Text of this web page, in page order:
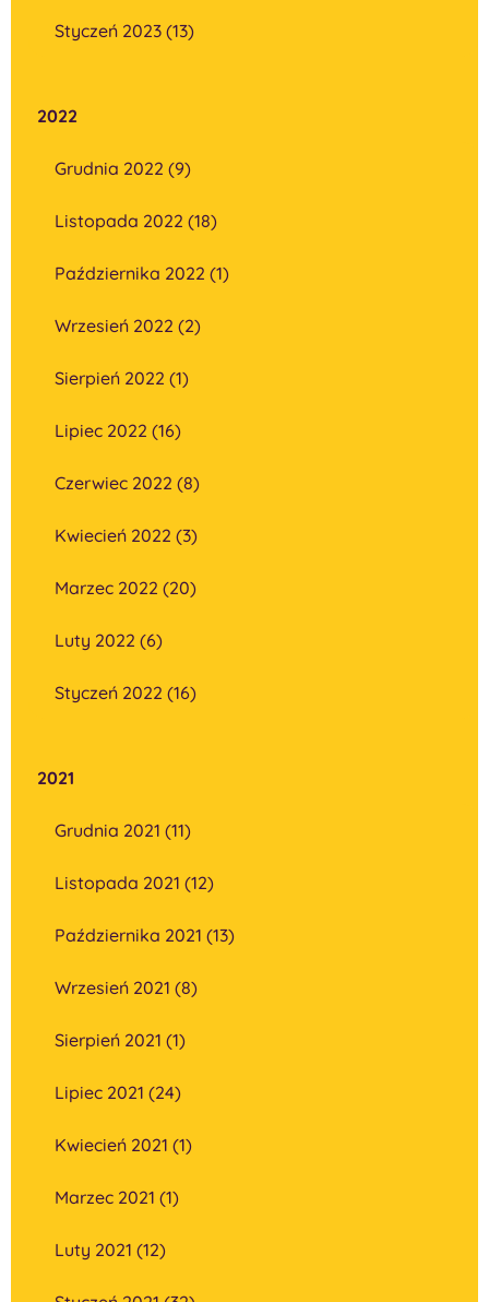
Styczeń 2023 (13)
2022
Grudnia 2022 (9)
Listopada 2022 (18)
Października 2022 (1)
Wrzesień 2022 (2)
Sierpień 2022 (1)
Lipiec 2022 (16)
Czerwiec 2022 (8)
Kwiecień 2022 (3)
Marzec 2022 (20)
Luty 2022 (6)
Styczeń 2022 (16)
2021
Grudnia 2021 (11)
Listopada 2021 (12)
Października 2021 (13)
Wrzesień 2021 (8)
Sierpień 2021 (1)
Lipiec 2021 (24)
Kwiecień 2021 (1)
Marzec 2021 (1)
Luty 2021 (12)